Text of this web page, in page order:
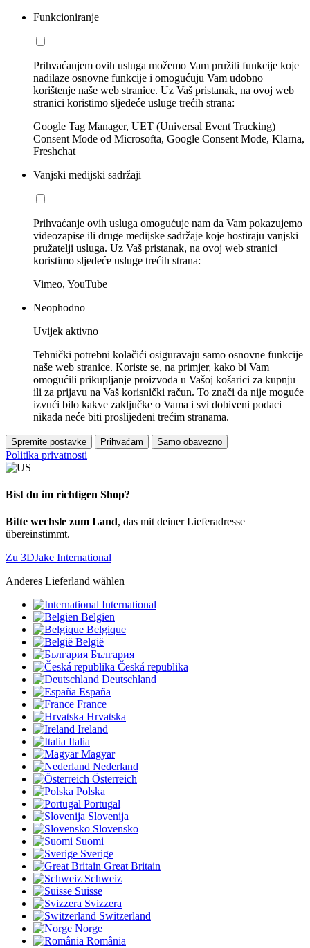
Funkcioniranje
Prihvaćanjem ovih usluga možemo Vam pružiti funkcije koje
nadilaze osnovne funkcije i omogućuju Vam udobno
korištenje naše web stranice. Uz Vaš pristanak, na ovoj web
stranici koristimo sljedeće usluge trećih strana:
Google Tag Manager, UET (Universal Event Tracking)
Consent Mode od Microsofta, Google Consent Mode, Klarna,
Freshchat
Vanjski medijski sadržaji
Prihvaćanje ovih usluga omogućuje nam da Vam pokazujemo
videozapise ili druge medijske sadržaje koje hostiraju vanjski
pružatelji usluga. Uz Vaš pristanak, na ovoj web stranici
koristimo sljedeće usluge trećih strana:
Vimeo, YouTube
Neophodno
Uvijek aktivno
Tehnički potrebni kolačići osiguravaju samo osnovne funkcije
naše web stranice. Koriste se, na primjer, kako bi Vam
omogućili prikupljanje proizvoda u Vašoj košarici za kupnju
ili za prijavu na Vaš korisnički račun. To znači da nije moguće
izvući bilo kakve zaključke o Vama i svi dobiveni podaci
nikada neće biti proslijeđeni trećim stranama.
Spremite postavke Prihvaćam Samo obavezno
Politika privatnosti
Bist du im richtigen Shop?
Bitte wechsle zum Land, das mit deiner Lieferadresse
übereinstimmt.
Zu 3DJake International
Anderes Lieferland wählen
International
Belgien
Belgique
België
България
Česká republika
Deutschland
España
France
Hrvatska
Ireland
Italia
Magyar
Nederland
Österreich
Polska
Portugal
Slovenija
Slovensko
Suomi
Sverige
Great Britain
Schweiz
Suisse
Svizzera
Switzerland
Norge
România